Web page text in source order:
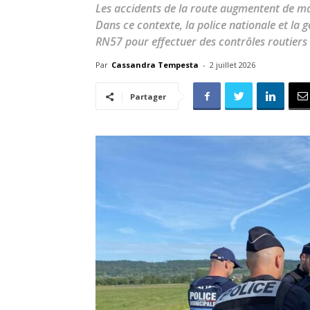
Les accidents de la route augmentent de
Dans ce contexte, la police nationale et la
RN57 pour effectuer des contrôles
Par Cassandra Tempesta - 2 juillet 2026
Partager